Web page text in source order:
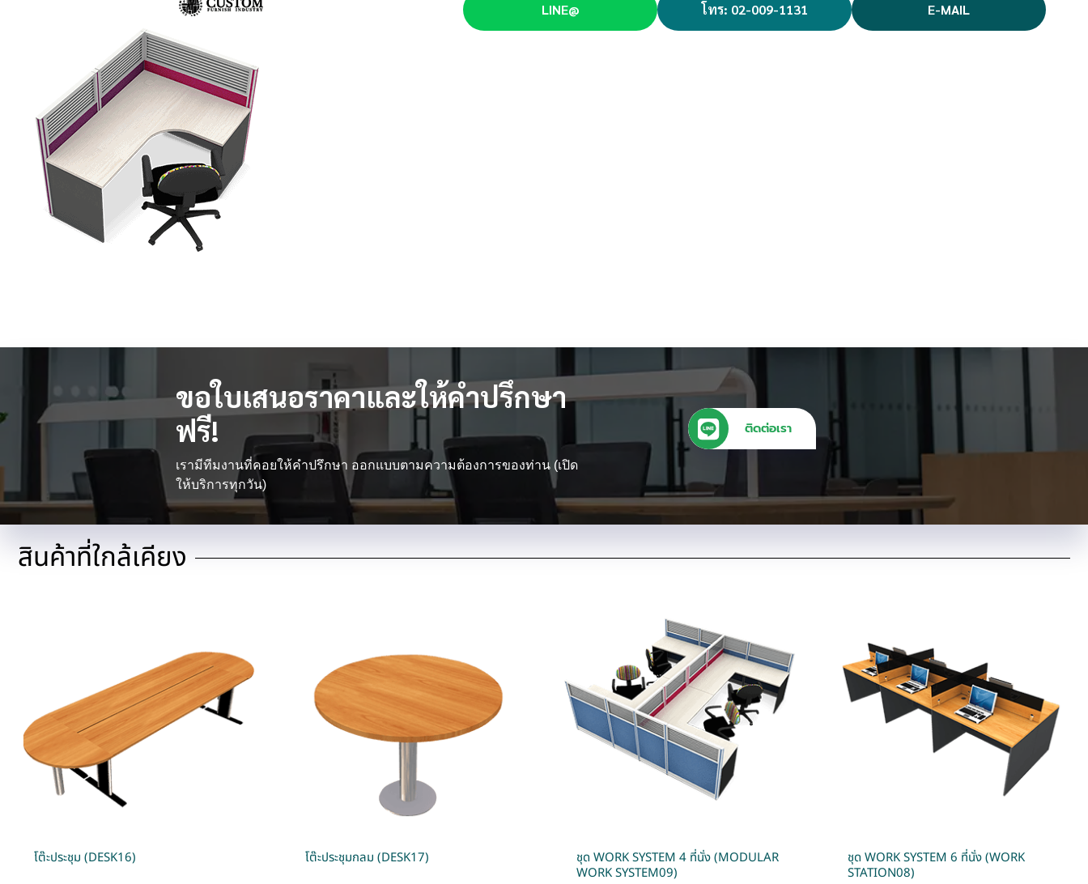
LINE@ โทร: 02-009-1131 E-MAIL
ขอใบเสนอราคาและให้คำปรึกษา
ฟรี!
เรามีทีมงานที่คอยให้คำปรึกษา ออกแบบตามความต้องการของท่าน (เปิด
ให้บริการทุกวัน)
ติดต่อเรา
สินค้าที่ใกล้เคียง
โต๊ะประชุม (DESK16) โต๊ะประชุมกลม (DESK17)
ชุด WORK SYSTEM 4 ที่นั่ง (MODULAR
WORK SYSTEM09)
ชุด WORK SYSTEM 6 ที่นั่ง (WORK
STATION08)